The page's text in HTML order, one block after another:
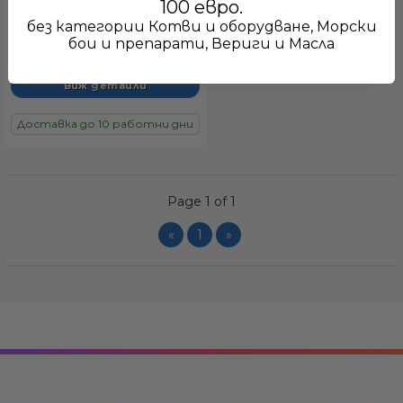
седалки) – изотермични
кутии/седалки в
QT)
€109.93
215.00 лв.
Виж детайли
Доставка до 10 работни дни
Page 1 of 1
« 1 »
100 евро.
без категории Котви и оборудване, Морски
бои и препарати, Вериги и Масла